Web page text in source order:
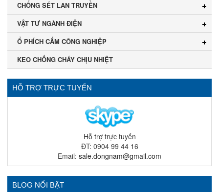
CHỐNG SÉT LAN TRUYỀN
VẬT TƯ NGÀNH ĐIỆN
Ổ PHÍCH CẮM CÔNG NGHIỆP
KEO CHỐNG CHÁY CHỊU NHIỆT
HỖ TRỢ TRỰC TUYẾN
Hỗ trợ trực tuyến
ĐT: 0904 99 44 16
Email: sale.dongnam@gmail.com
BLOG NỔI BẬT